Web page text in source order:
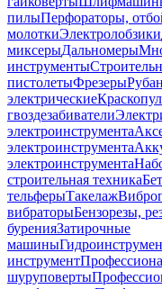
пилыПерфораторы,
молоткиЭлектролобзики
миксерыДальномеры
инструменты
пистолетыФрезеры
электрические
гвоздезабиватели
электроинструмента
электроинструмента
электроинструмента
строительная техника
тельферыТакелаж
вибраторыБензорезы,
буренияЗатирочные
машины
инструмент
шуруповерты